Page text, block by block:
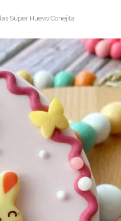
Súper Huevo Conejita